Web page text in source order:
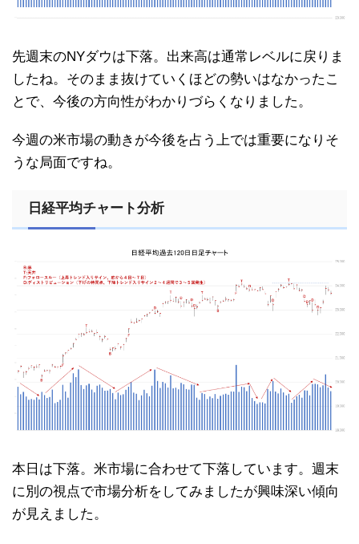
先週末のNYダウは下落。出来高は通常レベルに戻りま
したね。そのまま抜けていくほどの勢いはなかったこ
とで、今後の方向性がわかりづらくなりました。
今週の米市場の動きが今後を占う上では重要になりそ
うな局面ですね。
日経平均チャート分析
本日は下落。米市場に合わせて下落しています。週末
に別の視点で市場分析をしてみましたが興味深い傾向
が見えました。